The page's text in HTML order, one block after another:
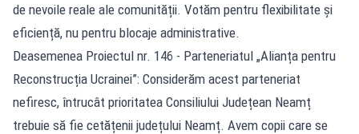
de nevoile reale ale comunității. Votăm pentru flexibilitate și
eficiență, nu pentru blocaje administrative.
Deasemenea Proiectul nr. 146 - Parteneriatul „Alianța pentru
Reconstrucția Ucrainei”: Considerăm acest parteneriat
nefiresc, întrucât prioritatea Consiliului Județean Neamț
trebuie să fie cetățenii județului Neamț. Avem copii care se